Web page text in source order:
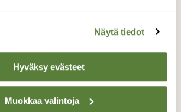
Näytä tiedot
Hyväksy evästeet
Muokkaa valintoja
TAKAISIN LISTAAN